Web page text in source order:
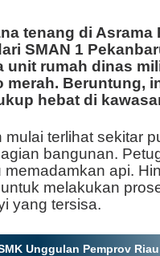
tenang di
SMAN 1
unit rumah dinas
merah. Beruntung,
hebat di
terlihat sekitar
bangunan.
api.
melakukan
yang tersisa.
Unggulan Pemprov